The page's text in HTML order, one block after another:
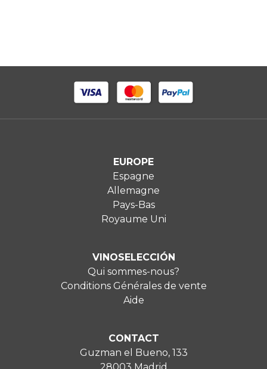
EUROPE
Espagne
Allemagne
Pays-Bas
Royaume Uni
VINOSELECCIÓN
Qui sommes-nous?
Conditions Générales de vente
Aide
CONTACT
Guzman el Bueno, 133